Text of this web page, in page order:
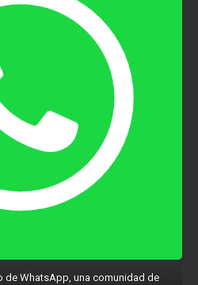
de WhatsApp, una comunidad de